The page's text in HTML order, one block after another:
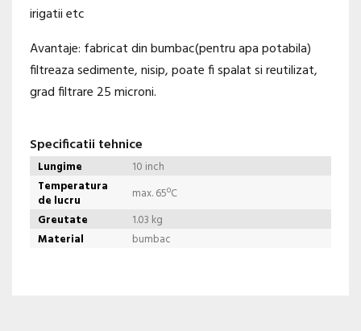
irigatii etc
Avantaje: fabricat din bumbac(pentru apa potabila)
filtreaza sedimente, nisip, poate fi spalat si reutilizat,
grad filtrare 25 microni.
Specificatii tehnice
Lungime
10 inch
Temperatura
de lucru
max. 65ºC
Greutate
1.03 kg
Material
bumbac